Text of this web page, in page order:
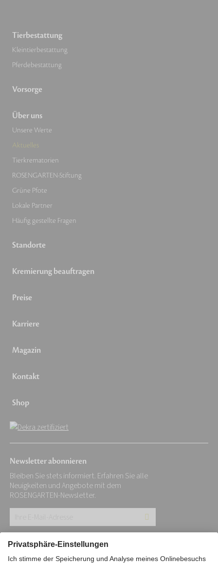
Tierbestattung
Kleintierbestattung
Pferdebestattung
Vorsorge
Über uns
Unsere Werte
Aktuelles
Tierkrematorien
ROSENGARTEN-Stiftung
Grüne Pfote
Lokale Partner
Häufig gestellte Fragen
Standorte
Kremierung beauftragen
Preise
Karriere
Magazin
Kontakt
Shop
Newsletter abonnieren
Bleiben Sie stets informiert. Erfahren Sie alle
Neuigkeiten und Angebote mit dem
ROSENGARTEN-Newsletter.
E-
Mail-
Adresse:
Impressum Datenschutz Stiftung